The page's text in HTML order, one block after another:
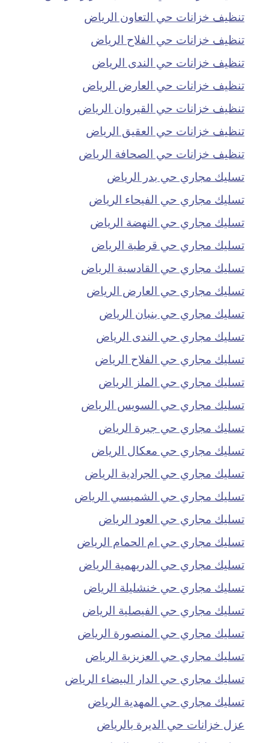
تنظيف خزانات حي التعاون الرياض
تنظيف خزانات حي الفلاح الرياض
تنظيف خزانات حي الندى الرياض
تنظيف خزانات حي العارض الرياض
تنظيف خزانات حي القيروان الرياض
تنظيف خزانات حي العقيق الرياض
تنظيف خزانات حي الصحافة الرياض
تسليك مجاري حي بدر الرياض
تسليك مجاري حي الفيحاء الرياض
تسليك مجاري حي النهضة الرياض
تسليك مجاري حي قرطبة الرياض
تسليك مجاري حي القادسية الرياض
تسليك مجاري حي العارض الرياض
تسليك مجاري حي بنبان الرياض
تسليك مجاري حي الندى الرياض
تسليك مجاري حي الفلاح الرياض
تسليك مجاري حي الملز الرياض
تسليك مجاري حي السويس الرياض
تسليك مجاري حي جبرة الرياض
تسليك مجاري حي معكال الرياض
تسليك مجاري حي الجرادية الرياض
تسليك مجاري حي الشميسي الرياض
تسليك مجاري حي العود الرياض
تسليك مجاري حي ام الحمام الرياض
تسليك مجاري حي الدريهمية الرياض
تسليك مجاري حي خنشليلة الرياض
تسليك مجاري حي الفيصلية الرياض
تسليك مجاري حي المنصورة الرياض
تسليك مجاري حي العزيزية الرياض
تسليك مجاري حي الدار البيضاء الرياض
تسليك مجاري حي المهدية الرياض
عزل خزانات حي الديرة بالرياض